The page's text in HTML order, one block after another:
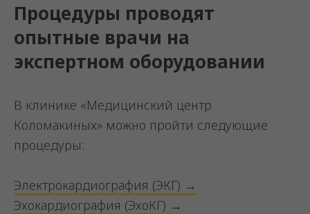
Процедуры проводят
опытные врачи на
экспертном оборудовании
В клинике «Медицинский центр
Коломакиных» можно пройти следующие
процедуры:
Электрокардиография (ЭКГ) →
Эхокардиография (ЭхоКГ) →